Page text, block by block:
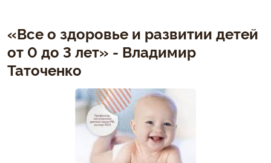
«Все о здоровье и развитии детей
от 0 до 3 лет» - Владимир
Таточенко